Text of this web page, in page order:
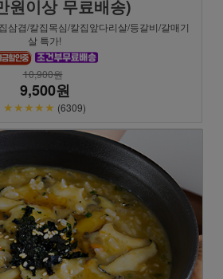
원이상 무료배송)
삼겹/칼집목심/칼집앞다리살/등갈비/갈매기
살 특가!
10,900원
9,500원
★★★★★ (6309)